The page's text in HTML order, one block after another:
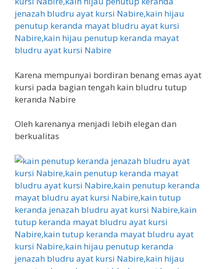
Karena mempunyai bordiran benang emas ayat
kursi pada bagian tengah kain bludru tutup
keranda Nabire
Oleh karenanya menjadi lebih elegan dan
berkualitas